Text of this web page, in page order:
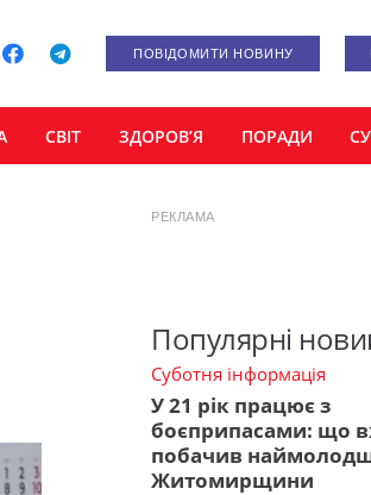
ПОВІДОМИТИ НОВИНУ
СВІТ ЗДОРОВ’Я ПОРАДИ
РЕКЛАМА
Популярні
Суботня інформація
У 21 рік працює з
боєприпасами: що
побачив
Житомирщини